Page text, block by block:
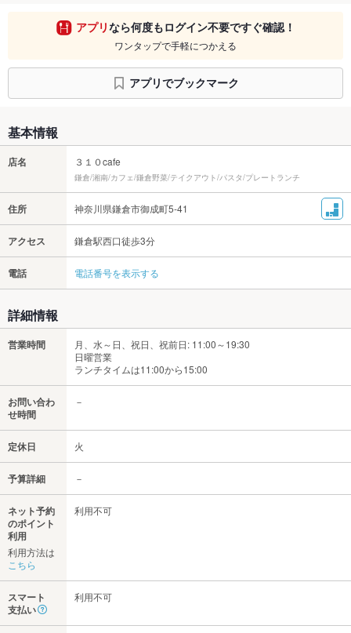
アプリなら何度もログイン不要ですぐ確認！
ワンタップで手軽につかえる
アプリでブックマーク
基本情報
店名 ３１０cafe
鎌倉/湘南/カフェ/鎌倉野菜/テイクアウト/パスタ/プレートランチ
住所 神奈川県鎌倉市御成町5-41
アクセス 鎌倉駅西口徒歩3分
電話 電話番号を表示する
詳細情報
営業時間
月、水～日、祝日、祝前日: 11:00～19:30
日曜営業
ランチタイムは11:00から15:00
お問い合わ
せ時間
－
定休日 火
予算詳細 －
ネット予約
のポイント
利用
利用方法は
こちら
利用不可
スマート
支払い
利用不可